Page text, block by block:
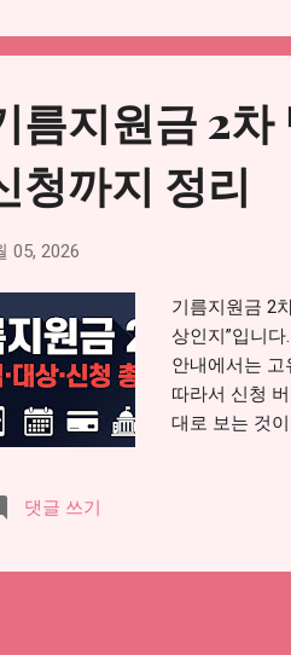
대상 여부입니
자가 아니기
되므로 건강
인은 받을 수
고 나올 수 있
상자로 확인되
합니다. 대상
이 있으면 2
는 부분이 1
에 다시 신청
경우가 있습
이미 처리되
름지원금 2
청까지 정리
05, 2026
기름지원금 2
상인지”입니
안내에서는
따라서 신청
대로 보는 것
금 대상은 소
지원금은 사람
분해야 합니
댓글 쓰기